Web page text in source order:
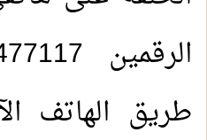
طريق الهاتف